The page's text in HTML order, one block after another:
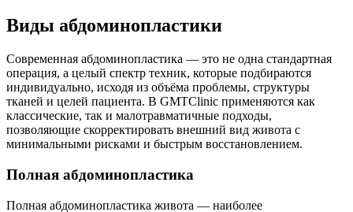
Виды абдоминопластики
Современная абдоминопластика — это не одна стандартная
операция, а целый спектр техник, которые подбираются
индивидуально, исходя из объёма проблемы, структуры
тканей и целей пациента. В GMTClinic применяются как
классические, так и малотравматичные подходы,
позволяющие скорректировать внешний вид живота с
минимальными рисками и быстрым восстановлением.
Полная абдоминопластика
Полная абдоминопластика живота — наиболее